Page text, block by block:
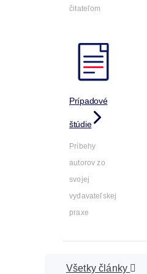
čitateľom
Prípadové
štúdie
Príbehy
autorov zo
svojej
vydavateľskej
praxe
Všetky články